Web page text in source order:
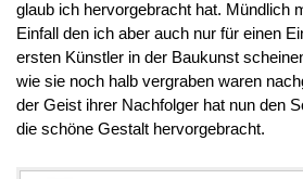
glaub ich hervorgebracht hat. Mündlich
Einfall den ich aber auch nur für einen
ersten Künstler in der Baukunst
wie sie noch halb vergraben waren
der Geist ihrer Nachfolger hat nun den
die schöne Gestalt hervorgebracht.